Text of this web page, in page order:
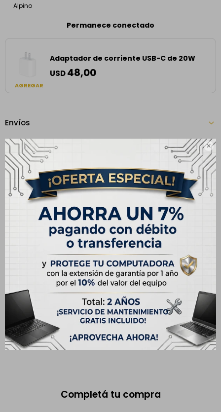

Alpino
Permanece conectado
AGREGAR
Adaptador de corriente USB-C de 20W
USD48,00
Envíos
Cambios y Devoluciones
Medios de pago
Especificaciones
CARACTERÍSTICAS
Capacidad
512 GB
Pantalla
6.1"
Memoria RAM
6 GB
Completá tu compra